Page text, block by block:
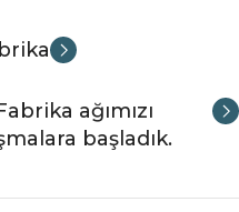
ağımızı
başladık.